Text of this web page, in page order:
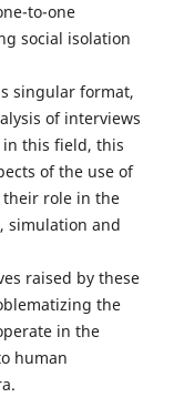
to-one
social isolation
singular format,
of interviews
this field, this
of the use of
role in the
simulation and
raised by these
the
in the
human